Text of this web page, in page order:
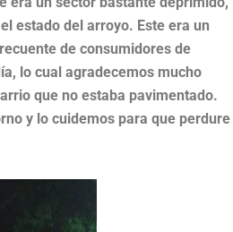
estado del arroyo. Este era un
de consumidores de
lo cual agradecemos mucho
que no estaba pavimentado.
y lo cuidemos para que perdure